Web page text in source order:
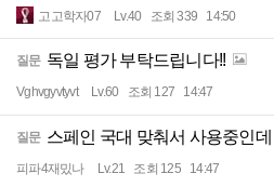
고고학자07 Lv.40 조회 339 14:50
질문 독일 평가 부탁드립니다!!
Vghvgyvtyvt Lv.60 조회 127 14:47
질문 스페인 국대 맞춰서 사용중인데
피파4재밌나 Lv.21 조회 125 14:47